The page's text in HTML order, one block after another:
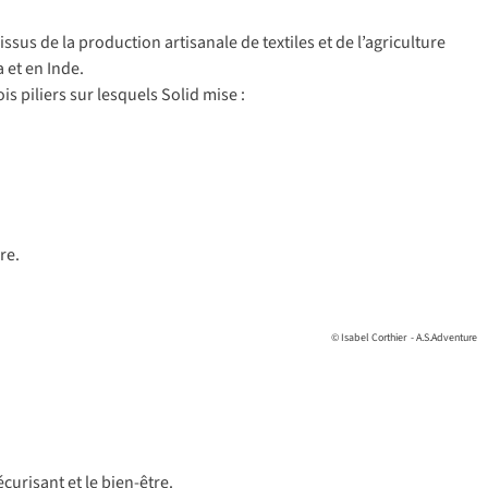
issusde la production artisanaledetextileset del’agriculture
et en Inde.
pilierssurlesquels Solid mise:
© Isabel Corthier - A.S.Adventure
urisantet lebien-être.